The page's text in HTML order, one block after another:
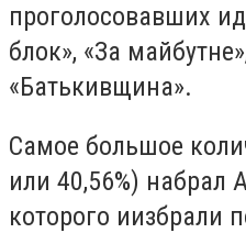
проголосовавших
блок», «За
«Батькивщина».
Самое большое
или 40,56%) набрал
которого иизбрали